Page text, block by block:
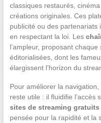
classiques restaurés,
créations originales. Ces
publicité ou des partenariats
en respectant la loi. Les
l’ampleur, proposant
éditorialisées, dont les
élargissent l’horizon du
Pour améliorer la navigation,
reste utile : il fluidifie l’accès
sites de streaming gratuits
pensée pour la rapidité et la